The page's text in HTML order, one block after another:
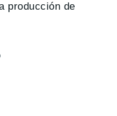
producción de